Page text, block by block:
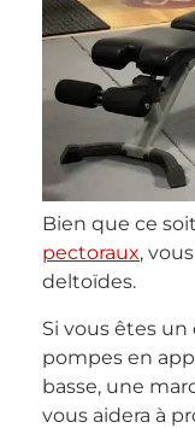
Bien que ce
pectoraux,
deltoïdes.
Si vous êtes
pompes en
basse, une
vous aidera à